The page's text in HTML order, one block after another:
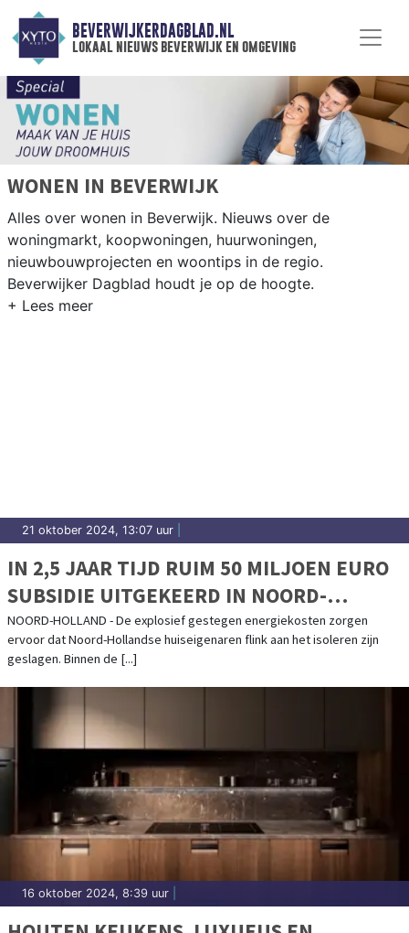
BEVERWIJKERDAGBLAD.NL
lokaal nieuws beverwijk en omgeving
WONEN IN BEVERWIJK
Alles over wonen in Beverwijk. Nieuws over de
woningmarkt, koopwoningen, huurwoningen,
nieuwbouwprojecten en woontips in de regio.
Beverwijker Dagblad houdt je op de hoogte.
21 oktober 2024, 13:07 uur
IN 2,5 JAAR TIJD RUIM 50 MILJOEN EURO
SUBSIDIE UITGEKEERD IN NOORD-
HOLLAND VOOR WONINGISOLATIE
NOORD-HOLLAND - De explosief gestegen energiekosten zorgen
ervoor dat Noord-Hollandse huiseigenaren flink aan het isoleren zijn
geslagen. Binnen de [...]
16 oktober 2024, 8:39 uur